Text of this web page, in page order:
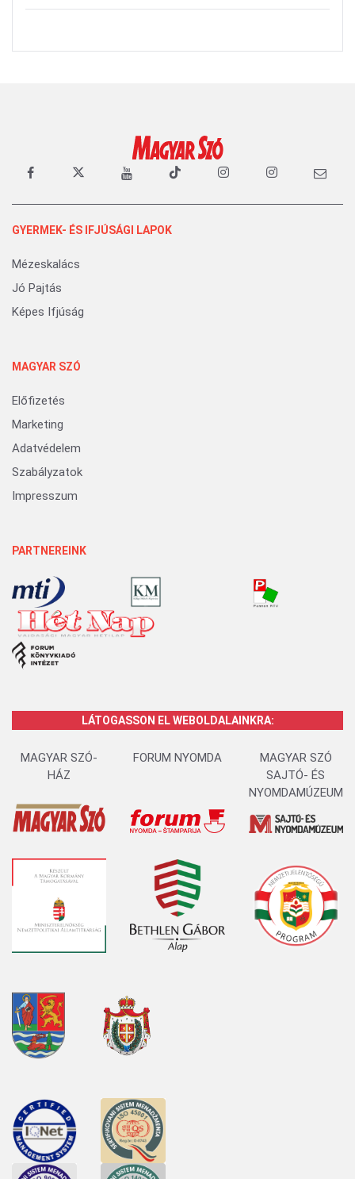
GYERMEK- ÉS IFJÚSÁGI LAPOK
Mézeskalács
Jó Pajtás
Képes Ifjúság
MAGYAR SZÓ
Előfizetés
Marketing
Adatvédelem
Szabályzatok
Impresszum
PARTNEREINK
LÁTOGASSON EL WEBOLDALAINKRA:
MAGYAR SZÓ-
HÁZ
FORUM NYOMDA
MAGYAR SZÓ
SAJTÓ- ÉS
NYOMDAMÚZEUM